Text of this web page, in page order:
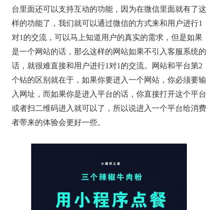
台里面还可以支持互动的功能，因为在微信里面就有了这
样的功能了，我们就可以通过微信的方式来和用户进行1
对1的交流，可以马上知道用户的真实的需求，但是如果
是一个网站的话，那么这样的网站如果不引入客服系统的
话，就很难直接和用户进行1对1的交流。网站和平台第2
个钻的区别就在于，如果你要进入一个网站，你必须要输
入网址，而如果你是进入平台的话，你直接打开这个平台
或者扫二维码进入就可以了，所以说进入一个平台给消费
者带来的体验会更好一些。